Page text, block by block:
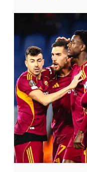
D
e
l
a
u
S
o
m
m
e
t
e
n